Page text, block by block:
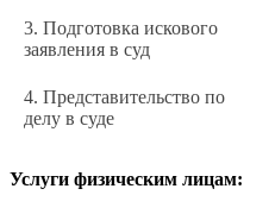
3. Подготовка искового
заявления в суд
4. Представительство по
делу в суде
Услуги физическим лицам: